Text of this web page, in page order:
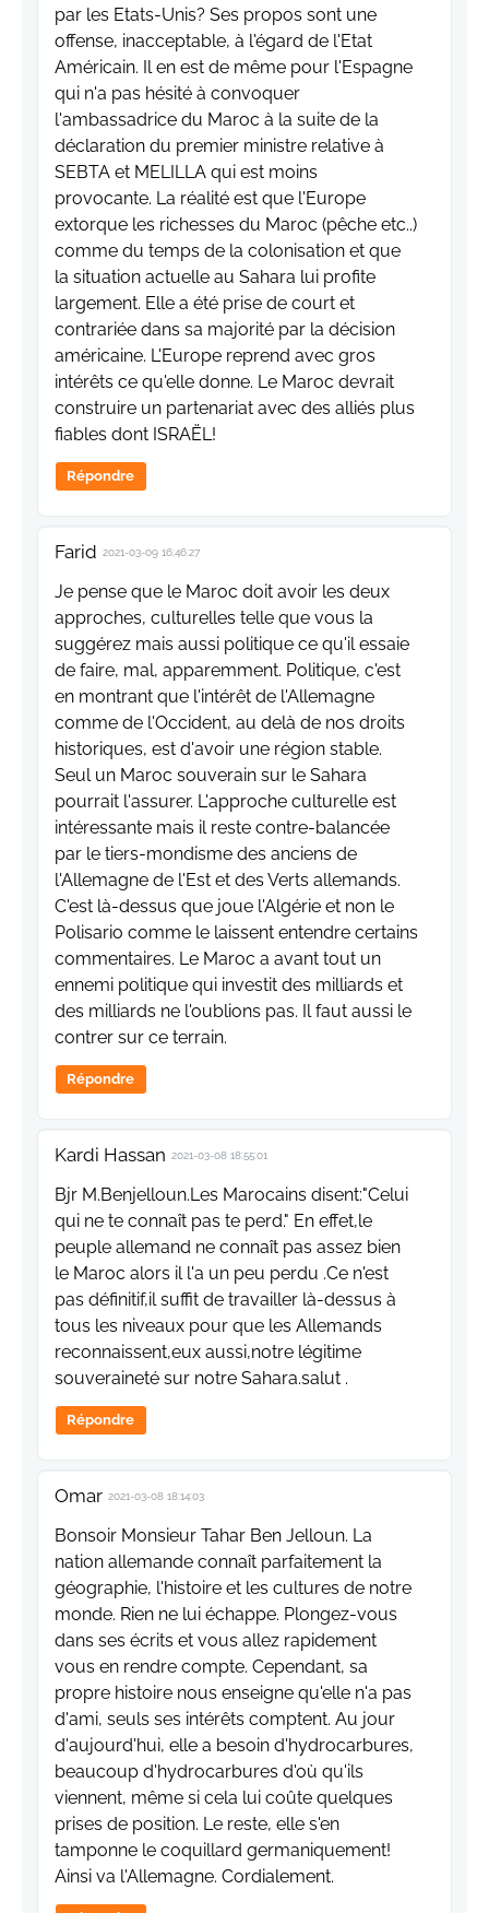
par les Etats-Unis? Ses propos sont une
offense, inacceptable, à l'égard de l'Etat
Américain. Il en est de même pour l'Espagne
qui n'a pas hésité à convoquer
l'ambassadrice du Maroc à la suite de la
déclaration du premier ministre relative à
SEBTA et MELILLA qui est moins
provocante. La réalité est que l'Europe
extorque les richesses du Maroc (pêche etc..)
comme du temps de la colonisation et que
la situation actuelle au Sahara lui profite
largement. Elle a été prise de court et
contrariée dans sa majorité par la décision
américaine. L'Europe reprend avec gros
intérêts ce qu'elle donne. Le Maroc devrait
construire un partenariat avec des alliés plus
fiables dont ISRAËL!
Répondre
Farid 2021-03-09 16:46:27
Je pense que le Maroc doit avoir les deux
approches, culturelles telle que vous la
suggérez mais aussi politique ce qu'il essaie
de faire, mal, apparemment. Politique, c'est
en montrant que l'intérêt de l'Allemagne
comme de l'Occident, au delà de nos droits
historiques, est d'avoir une région stable.
Seul un Maroc souverain sur le Sahara
pourrait l'assurer. L'approche culturelle est
intéressante mais il reste contre-balancée
par le tiers-mondisme des anciens de
l'Allemagne de l'Est et des Verts allemands.
C'est là-dessus que joue l'Algérie et non le
Polisario comme le laissent entendre certains
commentaires. Le Maroc a avant tout un
ennemi politique qui investit des milliards et
des milliards ne l'oublions pas. Il faut aussi le
contrer sur ce terrain.
Répondre
Kardi Hassan 2021-03-08 18:55:01
Bjr M.Benjelloun.Les Marocains disent:"Celui
qui ne te connaît pas te perd." En effet,le
peuple allemand ne connaît pas assez bien
le Maroc alors il l'a un peu perdu .Ce n'est
pas définitif,il suffit de travailler là-dessus à
tous les niveaux pour que les Allemands
reconnaissent,eux aussi,notre légitime
souveraineté sur notre Sahara.salut .
Répondre
Omar 2021-03-08 18:14:03
Bonsoir Monsieur Tahar Ben Jelloun. La
nation allemande connaît parfaitement la
géographie, l'histoire et les cultures de notre
monde. Rien ne lui échappe. Plongez-vous
dans ses écrits et vous allez rapidement
vous en rendre compte. Cependant, sa
propre histoire nous enseigne qu'elle n'a pas
d'ami, seuls ses intérêts comptent. Au jour
d'aujourd'hui, elle a besoin d'hydrocarbures,
beaucoup d'hydrocarbures d'où qu'ils
viennent, même si cela lui coûte quelques
prises de position. Le reste, elle s'en
tamponne le coquillard germaniquement!
Ainsi va l'Allemagne. Cordialement.